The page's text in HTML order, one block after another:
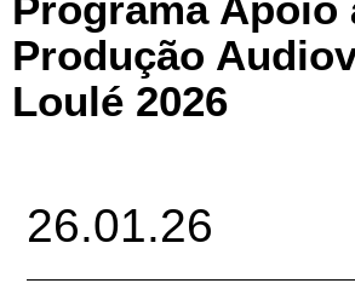
Produção
Loulé 2026
26.01.26